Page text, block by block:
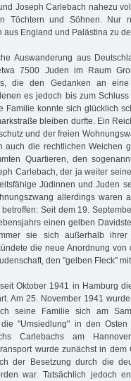
Joseph Carlebach nahezu
Töchtern und Söhnen. Nur
England und Palästina zu
Auswanderung aus
7500 Juden im Raum
die den Gedanken an
es jedoch bis zum
Familie konnte sich glücklich
bleiben durfte. Ein
und der freien
auch die rechtlichen Weichen
Quartieren, den
Carlebach, der ja weiter
Jüdinnen und Juden
allerdings waren
Seit dem 19.
einen gelben
sie sich außerhalb
die neue Anordnung von
den "gelben Fleck"
Oktober 1941 in Hamburg
Am 25. November 1941
seine Familie sich am
"Umsiedlung" in den
Carlebachs am
wurde zunächst in
der Besetzung durch die
war. Tatsächlich jedoch